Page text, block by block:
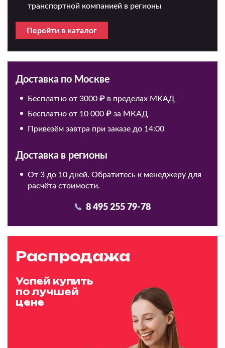
транспортной компанией в регионы
Перейти в каталог
Доставка по Москве
Бесплатно от 3000 ₽ в пределах МКАД
Бесплатно от 10 000 ₽ за МКАД
Привезём завтра при заказе до 14:00
Доставка в регионы
От 3 до 10 дней. Обратитесь к менеджеру для
расчёта стоимости.
8 495 255 79-78
Распродажа
Успей купить
по лучшей
цене